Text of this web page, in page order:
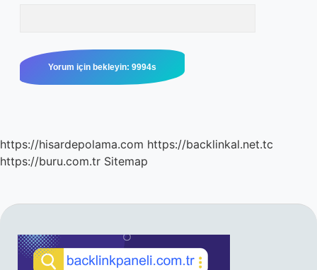
https://hisardepolama.com https://backlinkal.net.tc
https://buru.com.tr Sitemap
SIDEBAR